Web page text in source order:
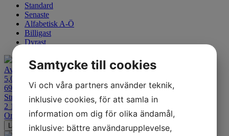
Standard
Senaste
Alfabetisk A-Ö
Billigast
Dyrast
Avon Safety Milage MKII
5,00-16
69S TT Bak
Street & Veteran
2 189
Ord. pris:2 974kr -26%
Lägg i varukorgen
Samtycke till cookies
Vi och våra partners använder teknik,
inklusive cookies, för att samla in
information om dig för olika ändamål,
inklusive: bättre användarupplevelse,